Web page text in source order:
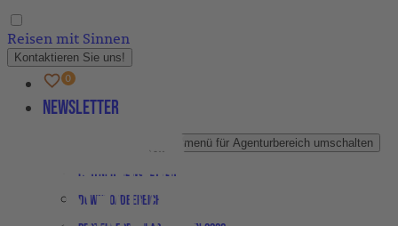
Reisen mit Sinnen
Kontaktieren Sie uns!
Newsletter
Untermenü für Agenturbereich umschalten
Downloadbereich